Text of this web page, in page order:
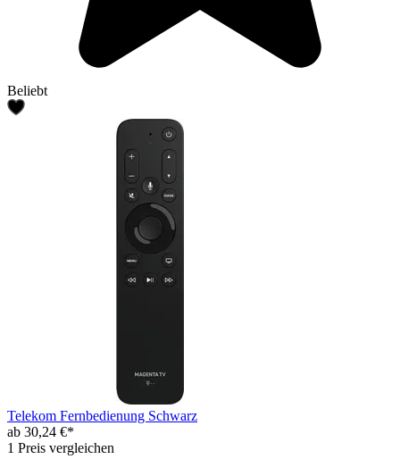
Beliebt
Telekom Fernbedienung Schwarz
ab 30,24 €*
1 Preis vergleichen